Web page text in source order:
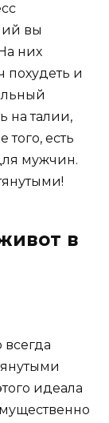
вы
них
похудеть и
на талии,
есть
мужчин.
в
идеала